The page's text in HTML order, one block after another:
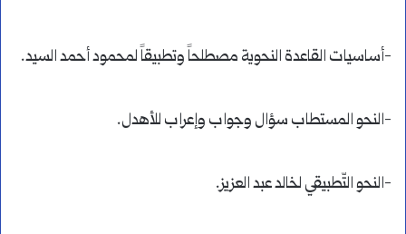
-أساسيات القاعدة النحوية مصطلحاً وتطبيقاً لمحمود أحمد السيد.
-النحو المستطاب سؤال وجواب وإعراب للأهدل.
-النحو التّطبيقي لخالد عبد العزيز.